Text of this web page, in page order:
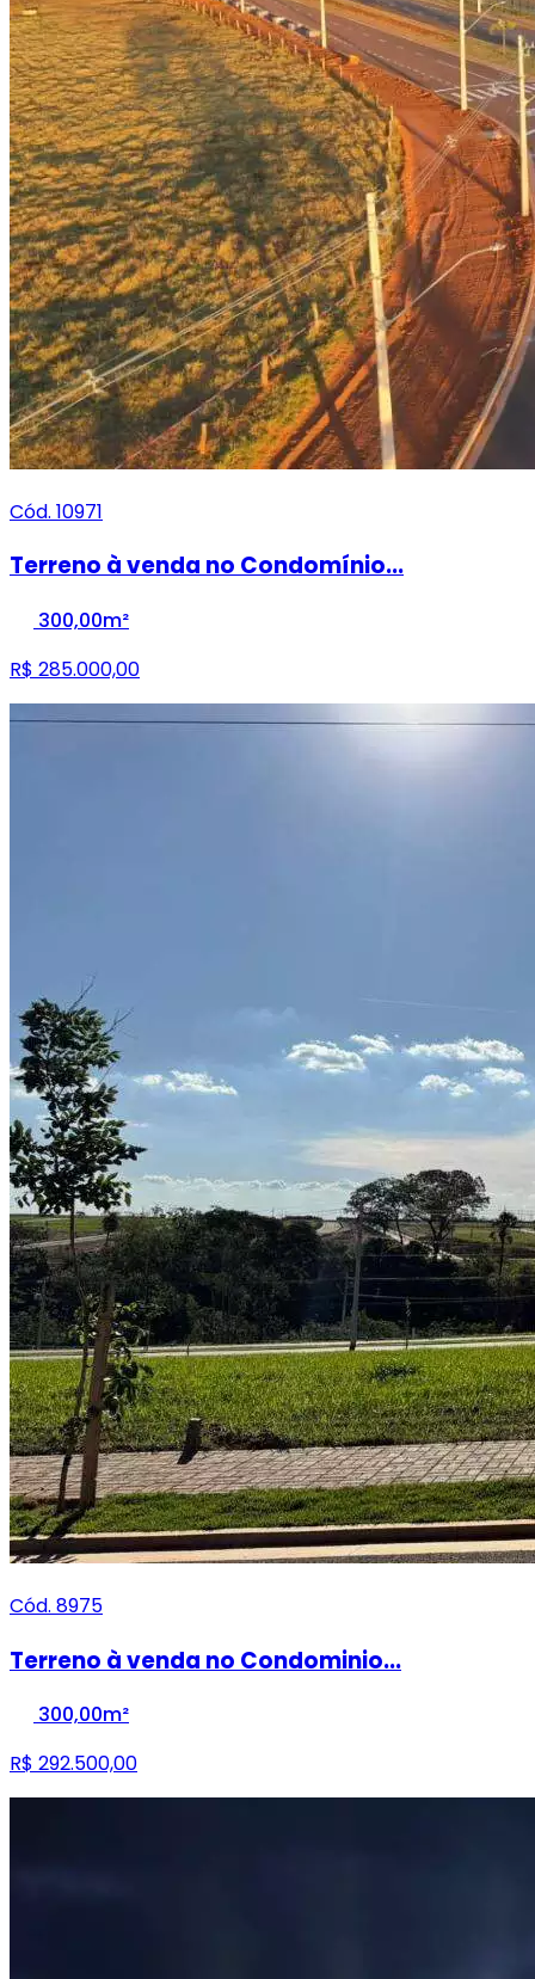
Cód. 10971
Terreno à venda no Condomínio...
300,00m²
R$ 285.000,00
Cód. 8975
Terreno à venda no Condominio...
300,00m²
R$ 292.500,00